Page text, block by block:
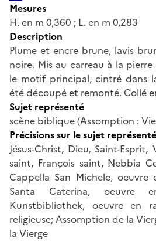
Mesures
H. en m 0,360 ; L. en m 0,283
Description
Plume et encre brune, lavis
noire. Mis au carreau à la
le motif principal, cintré dans
été découpé et remonté. Collé
Sujet représenté
scène biblique (Assomption :
Précisions sur le sujet représenté
Jésus-Christ, Dieu, Saint-
saint, François saint, Nebbia
Cappella San Michele,
Santa Caterina, oeuvre
Kunstbibliothek, oeuvre en
religieuse; Assomption de la
la Vierge